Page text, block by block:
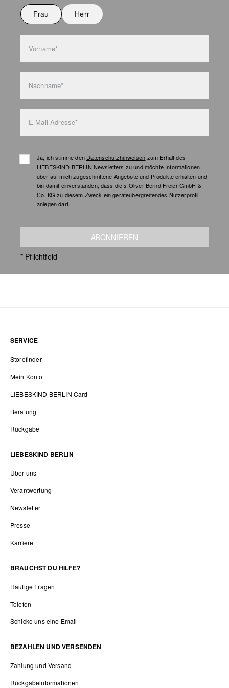
Frau Herr
Vorname*
Nachname*
E-Mail-Adresse*
Ja, ich stimme den Datenschutzhinweisen zum Erhalt des
LIEBESKIND BERLIN Newsletters zu und möchte Informationen
über auf mich zugeschnittene Angebote und Produkte erhalten und
bin damit einverstanden, dass die s.Oliver Bernd Freier GmbH &
Co. KG zu diesem Zweck ein geräteübergreifendes Nutzerprofil
anlegen darf.
ABONNIEREN
* Pflichtfeld
SERVICE
Storefinder
Mein Konto
LIEBESKIND BERLIN Card
Beratung
Rückgabe
LIEBESKIND BERLIN
Über uns
Verantwortung
Newsletter
Presse
Karriere
BRAUCHST DU HILFE?
Häufige Fragen
Telefon
Schicke uns eine Email
BEZAHLEN UND VERSENDEN
Zahlung und Versand
Rückgabeinformationen